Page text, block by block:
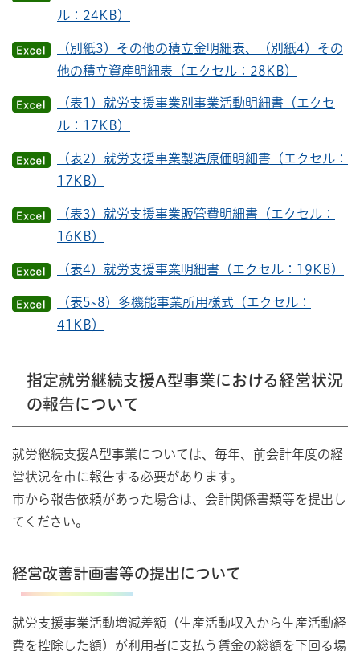
ル：24KB）
（別紙3）その他の積立金明細表、（別紙4）その
他の積立資産明細表（エクセル：28KB）
（表1）就労支援事業別事業活動明細書（エクセ
ル：17KB）
（表2）就労支援事業製造原価明細書（エクセル：
17KB）
（表3）就労支援事業販管費明細書（エクセル：
16KB）
（表4）就労支援事業明細書（エクセル：19KB）
（表5~8）多機能事業所用様式（エクセル：
41KB）
指定就労継続支援A型事業における経営状況
の報告について
就労継続支援A型事業については、毎年、前会計年度の経
営状況を市に報告する必要があります。
市から報告依頼があった場合は、会計関係書類等を提出し
てください。
経営改善計画書等の提出について
就労支援事業活動増減差額（生産活動収入から生産活動経
費を控除した額）が利用者に支払う賃金の総額を下回る場